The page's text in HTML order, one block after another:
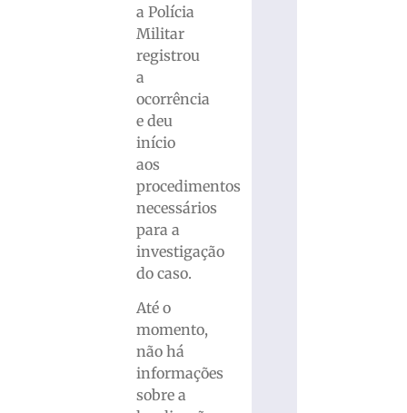
a Polícia
Militar
registrou
a
ocorrência
e deu
início
aos
procedimentos
necessários
para a
investigação
do caso.
Até o
momento,
não há
informações
sobre a